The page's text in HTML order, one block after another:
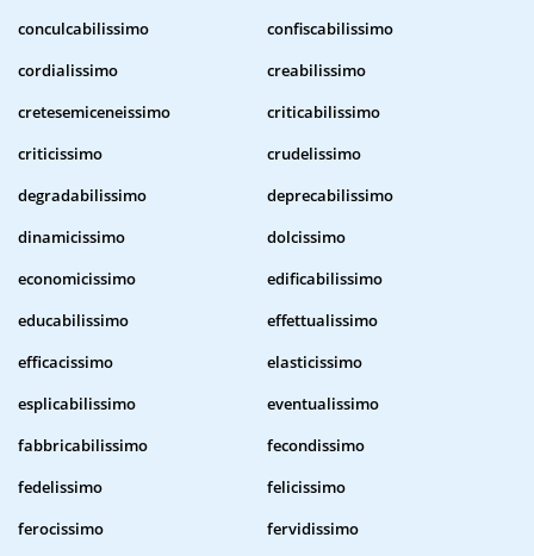
conculcabilissimo
confiscabilissimo
cordialissimo
creabilissimo
cretesemiceneissimo
criticabilissimo
criticissimo
crudelissimo
degradabilissimo
deprecabilissimo
dinamicissimo
dolcissimo
economicissimo
edificabilissimo
educabilissimo
effettualissimo
efficacissimo
elasticissimo
esplicabilissimo
eventualissimo
fabbricabilissimo
fecondissimo
fedelissimo
felicissimo
ferocissimo
fervidissimo